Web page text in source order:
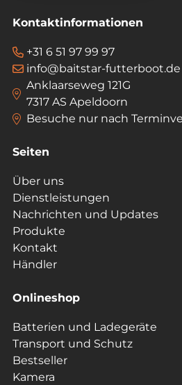
Kontaktinformationen
+31 6 51 97 99 97
info@baitstar-futterboot.de
Anklaarseweg 121G
7317 AS Apeldoorn
Besuche nur nach
Seiten
Über uns
Dienstleistungen
Nachrichten und Updates
Produkte
Kontakt
Händler
Onlineshop
Batterien und Ladegeräte
Transport und Schutz
Bestseller
Kamera